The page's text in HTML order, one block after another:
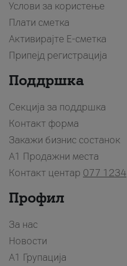
Услови за користење
Плати сметка
Активирајте Е-сметка
Припејд регистрација
Поддршка
Секција за поддршка
Контакт форма
Закажи бизнис состанок
A1 Продажни места
Контакт центар 077 1234
Профил
За нас
Новости
А1 Групација